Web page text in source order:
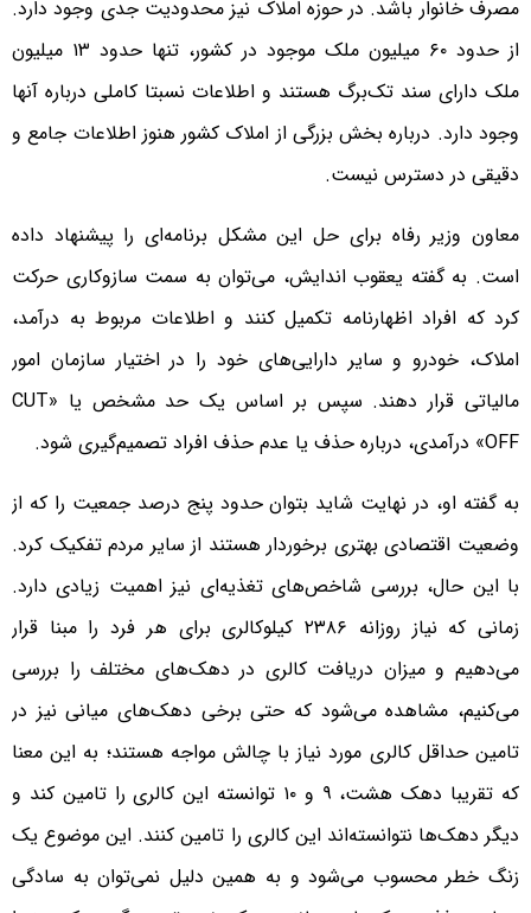
مصرف خانوار باشد. در حوزه املاک نیز محدودیت جدی وجود دارد.
از حدود ۶۰ میلیون ملک موجود در کشور، تنها حدود ۱۳ میلیون
ملک دارای سند تک‌برگ هستند و اطلاعات نسبتا کاملی درباره آنها
وجود دارد. درباره بخش بزرگی از املاک کشور هنوز اطلاعات جامع و
دقیقی در دسترس نیست.
معاون وزیر رفاه برای حل این مشکل برنامه‌ای را پیشنهاد داده
است. به گفته یعقوب اندایش، می‌توان به سمت سازوکاری حرکت
کرد که افراد اظهارنامه تکمیل کنند و اطلاعات مربوط به درآمد،
املاک، خودرو و سایر دارایی‌های خود را در اختیار سازمان امور
مالیاتی قرار دهند. سپس بر اساس یک حد مشخص یا «CUT
OFF» درآمدی، درباره حذف یا عدم حذف افراد تصمیم‌گیری شود.
به گفته او، در نهایت شاید بتوان حدود پنج درصد جمعیت را که از
وضعیت اقتصادی بهتری برخوردار هستند از سایر مردم تفکیک کرد.
با این حال، بررسی شاخص‌های تغذیه‌ای نیز اهمیت زیادی دارد.
زمانی که نیاز روزانه ۲۳۸۶ کیلوکالری برای هر فرد را مبنا قرار
می‌دهیم و میزان دریافت کالری در دهک‌های مختلف را بررسی
می‌کنیم، مشاهده می‌شود که حتی برخی دهک‌های میانی نیز در
تامین حداقل کالری مورد نیاز با چالش مواجه هستند؛ به این معنا
که تقریبا دهک هشت، ۹ و ۱۰ توانسته این کالری را تامین کند و
دیگر دهک‌ها نتوانسته‌اند این کالری را تامین کنند. این موضوع یک
زنگ خطر محسوب می‌شود و به همین دلیل نمی‌توان به سادگی